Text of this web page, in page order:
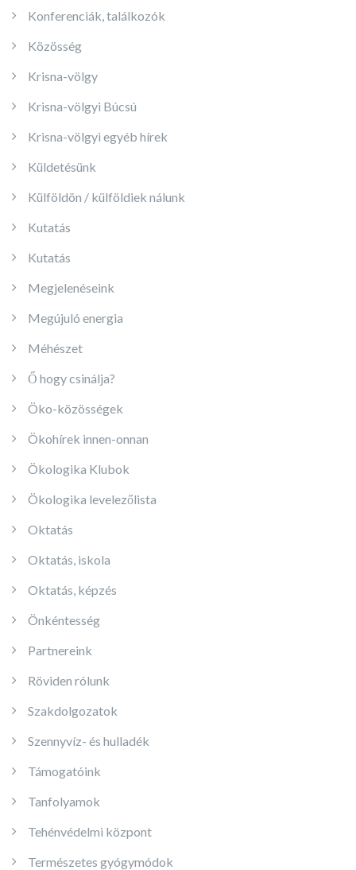
Konferenciák, találkozók
Közösség
Krisna-völgy
Krisna-völgyi Búcsú
Krisna-völgyi egyéb hírek
Küldetésünk
Külföldön / külföldiek nálunk
Kutatás
Kutatás
Megjelenéseink
Megújuló energia
Méhészet
Ő hogy csinálja?
Öko-közösségek
Ökohírek innen-onnan
Ökologika Klubok
Ökologika levelezőlista
Oktatás
Oktatás, iskola
Oktatás, képzés
Önkéntesség
Partnereink
Röviden rólunk
Szakdolgozatok
Szennyvíz- és hulladék
Támogatóink
Tanfolyamok
Tehénvédelmi központ
Természetes gyógymódok